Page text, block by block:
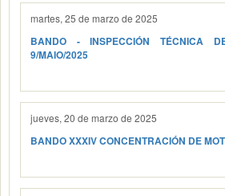
martes, 25 de marzo de 2025
BANDO - INSPECCIÓN TÉCNICA
9/MAIO/2025
jueves, 20 de marzo de 2025
BANDO XXXIV CONCENTRACIÓN DE